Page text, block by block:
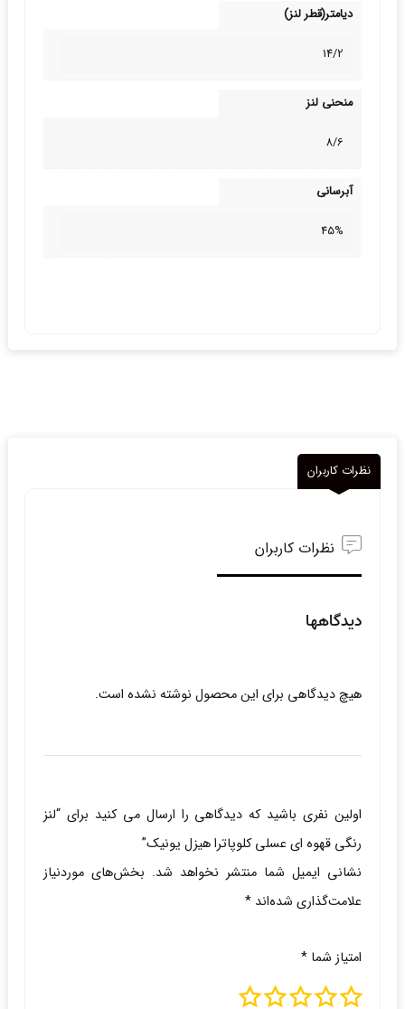
دیامتر(قطر لنز)
14/2
منحنی لنز
8/6
آبرسانی
45%
نظرات کاربران
نظرات کاربران
دیدگاهها
هیچ دیدگاهی برای این محصول نوشته نشده است.
اولین نفری باشید که دیدگاهی را ارسال می کنید برای “لنز
رنگی قهوه ای عسلی کلوپاترا هیزل یونیک”
نشانی ایمیل شما منتشر نخواهد شد. بخش‌های موردنیاز
علامت‌گذاری شده‌اند *
امتیاز شما *